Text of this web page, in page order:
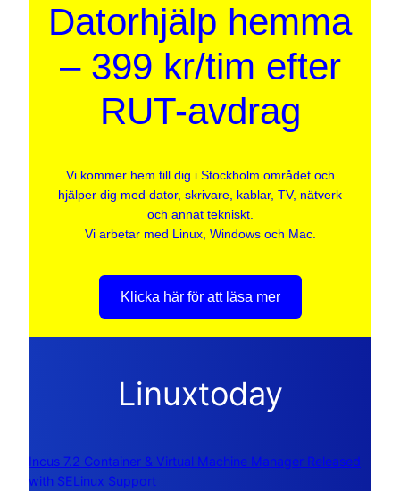
Datorhjälp hemma
– 399 kr/tim efter
RUT-avdrag
Vi kommer hem till dig i Stockholm området och
hjälper dig med dator, skrivare, kablar, TV, nätverk
och annat tekniskt.
Vi arbetar med Linux, Windows och Mac.
Klicka här för att läsa mer
Linuxtoday
Incus 7.2 Container & Virtual Machine Manager Released
with SELinux Support